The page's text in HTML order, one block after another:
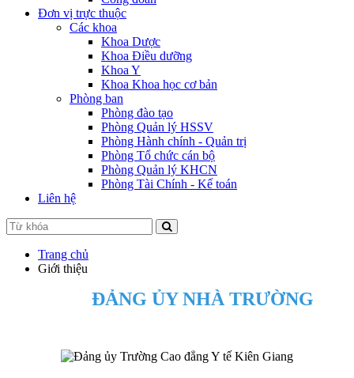
Đơn vị trực thuộc
Các khoa
Khoa Dược
Khoa Điều dưỡng
Khoa Y
Khoa Khoa học cơ bản
Phòng ban
Phòng đào tạo
Phòng Quản lý HSSV
Phòng Hành chính - Quản trị
Phòng Tổ chức cán bộ
Phòng Quản lý KHCN
Phòng Tài Chính - Kế toán
Liên hệ
Trang chủ
Giới thiệu
ĐẢNG ỦY NHÀ TRƯỜNG